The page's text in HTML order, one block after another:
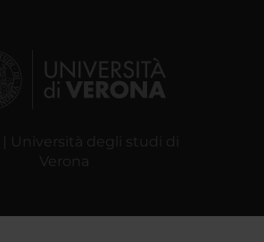
| Università degli studi di
Verona